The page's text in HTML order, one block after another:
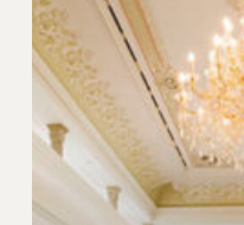
Event
2024